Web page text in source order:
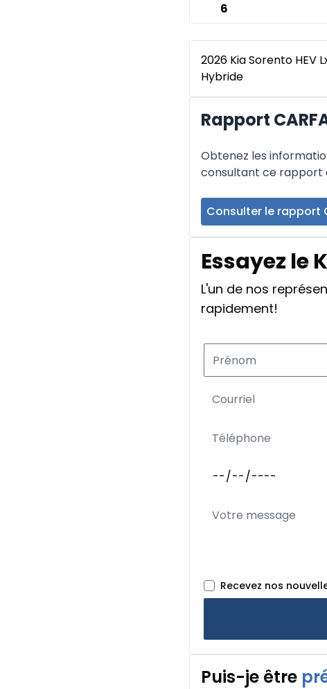
6
2026 Kia Sorento HEV
Hybride
Rapport
Obtenez les
consultant ce rapport
Consulter le rapport
Essayez le
L'un de nos
rapidement!
Recevez nos
Puis-je être